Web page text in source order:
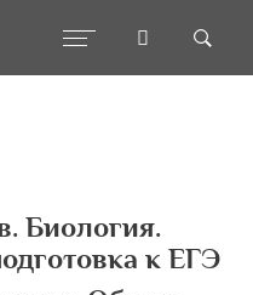
Биология.
к ЕГЭ